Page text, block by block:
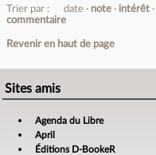
Trier par : date note intérêt
commentaire
Revenir en haut de page
Sites amis
Agenda du Libre
April
Éditions D-BookeR